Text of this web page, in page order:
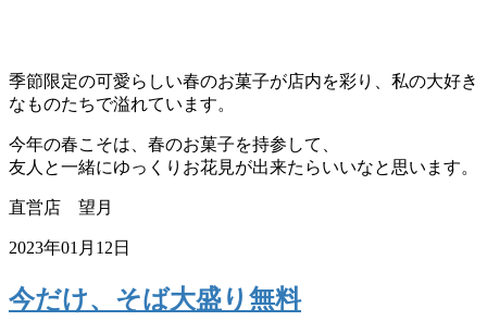
季節限定の可愛らしい春のお菓子が店内を彩り、私の大好き
なものたちで溢れています。
今年の春こそは、春のお菓子を持参して、
友人と一緒にゆっくりお花見が出来たらいいなと思います。
直営店 望月
2023年01月12日
今だけ、そば大盛り無料